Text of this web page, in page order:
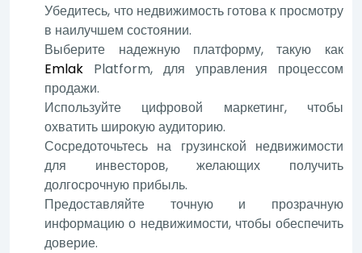
Убедитесь, что недвижимость готова к просмотру
в наилучшем состоянии.
Выберите надежную платформу, такую как
Emlak Platform, для управления процессом
продажи.
Используйте цифровой маркетинг, чтобы
охватить широкую аудиторию.
Сосредоточьтесь на грузинской недвижимости
для инвесторов, желающих получить
долгосрочную прибыль.
Предоставляйте точную и прозрачную
информацию о недвижимости, чтобы обеспечить
доверие.